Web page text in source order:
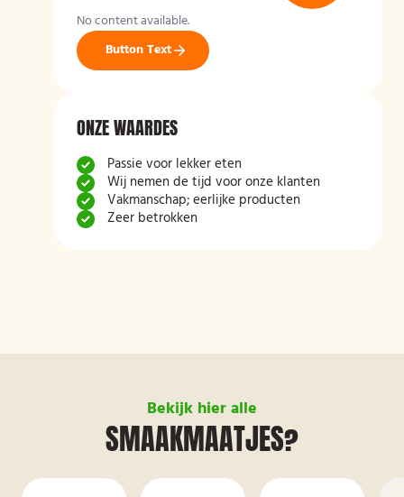
No content available.
Button Text
ONZE WAARDES
Passie voor lekker eten
Wij nemen de tijd voor onze klanten
Vakmanschap; eerlijke producten
Zeer betrokken
Bekijk hier alle
SMAAKMAATJES?